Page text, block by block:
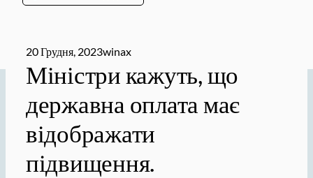
20 Грудня, 2023winax
Міністри кажуть, що
державна оплата має
відображати
підвищення.